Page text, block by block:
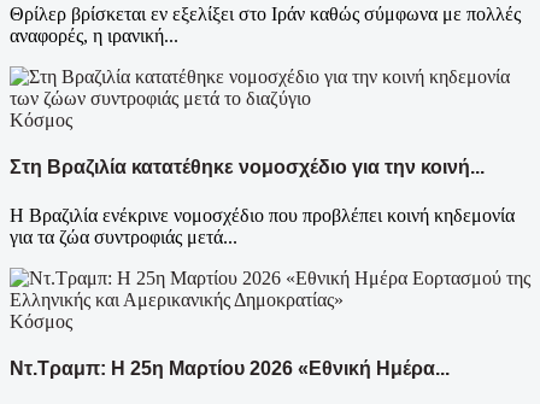
Θρίλερ βρίσκεται εν εξελίξει στο Ιράν καθώς σύμφωνα με πολλές
αναφορές, η ιρανική...
Κόσμος
Στη Βραζιλία κατατέθηκε νομοσχέδιο για την κοινή...
Η Βραζιλία ενέκρινε νομοσχέδιο που προβλέπει κοινή κηδεμονία
για τα ζώα συντροφιάς μετά...
Κόσμος
Ντ.Τραμπ: Η 25η Μαρτίου 2026 «Εθνική Ημέρα...